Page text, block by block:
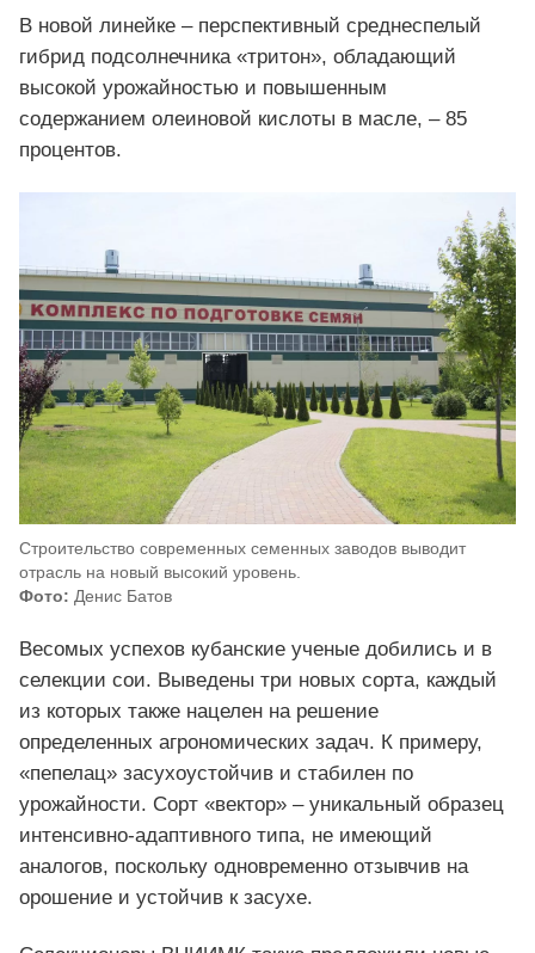
В новой линейке – перспективный среднеспелый
гибрид подсолнечника «тритон», обладающий
высокой урожайностью и повышенным
содержанием олеиновой кислоты в масле, – 85
процентов.
Строительство современных семенных заводов выводит
отрасль на новый высокий уровень.
Фото: Денис Батов
Весомых успехов кубанские ученые добились и в
селекции сои. Выведены три новых сорта, каждый
из которых также нацелен на решение
определенных агрономических задач. К примеру,
«пепелац» засухоустойчив и стабилен по
урожайности. Сорт «вектор» – уникальный образец
интенсивно-адаптивного типа, не имеющий
аналогов, поскольку одновременно отзывчив на
орошение и устойчив к засухе.